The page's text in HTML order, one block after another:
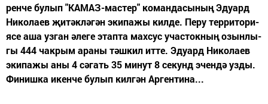
рен­че бу­лып "КА­МАЗ-мас­тер" ко­ман­да­сы­ның Эду­ард
Ни­ко­ла­ев җи­тәк­лә­гән эки­па­жы кил­де. Пе­ру тер­ри­то­ри­
я­се аша уз­ган әле­ге этап­та мах­сус учас­ток­ның озын­лы­
гы 444 чак­рым ара­ны тәш­кил ит­те. Эду­ард Ни­ко­ла­ев
эки­па­жы аны 4 сә­гать 35 ми­нут 8 се­кунд эчен­дә уз­ды.
Фи­ниш­ка икен­че бу­лып кил­гән Ар­ген­ти­на...